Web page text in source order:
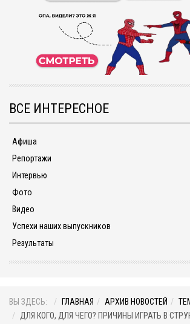
ВСЕ ИНТЕРЕСНОЕ
Афиша
Репортажи
Интервью
Фото
Видео
Успехи наших выпускников
Результаты
ВЫ ЗДЕСЬ: ГЛАВНАЯ АРХИВ НОВОСТЕЙ
ДЛЯ КОГО, ДЛЯ ЧЕГО? ПРИЧИНЫ ИГРАТЬ В